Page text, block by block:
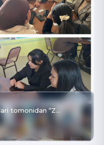
tomonidan “Z…